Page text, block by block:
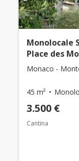
Monolocale
Place des
Monaco -
45 m²
3.500 €
Cantina